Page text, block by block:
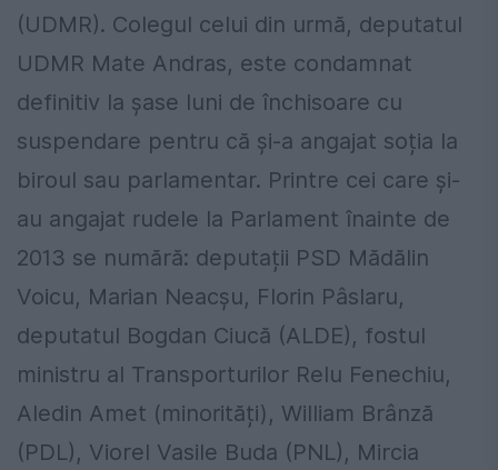
(UDMR). Colegul celui din urmă, deputatul
UDMR Mate Andras, este condamnat
definitiv la șase luni de închisoare cu
suspendare pentru că și-a angajat soția la
biroul sau parlamentar. Printre cei care și-
au angajat rudele la Parlament înainte de
2013 se numără: deputații PSD Mădălin
Voicu, Marian Neacşu, Florin Pâslaru,
deputatul Bogdan Ciucă (ALDE), fostul
ministru al Transporturilor Relu Fenechiu,
Aledin Amet (minorități), William Brânză
(PDL), Viorel Vasile Buda (PNL), Mircia